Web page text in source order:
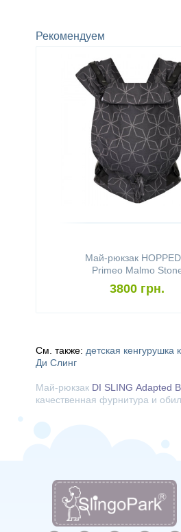
Рекомендуем
Май-рюкзак
Primeo Malmo
3800 грн.
См. также: детская кенгурушка
Ди Слинг
Май-рюкзак DI SLING Adapted
качественная фурнитура и